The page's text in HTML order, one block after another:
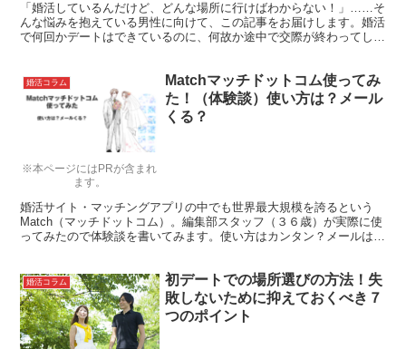
「婚活しているんだけど、どんな場所に行けばわからない！」……そ
んな悩みを抱えている男性に向けて、この記事をお届けします。婚活
で何回かデートはできているのに、何故か途中で交際が終わってしま
※本ページにはPRが含まれ
ます。
婚活コラム
Matchマッチドットコム使ってみ
た！（体験談）使い方は？メール
くる？
婚活サイト・マッチングアプリの中でも世界最大規模を誇るという
Match（マッチドットコム）。編集部スタッフ（３６歳）が実際に使
ってみたので体験談を書いてみます。使い方はカンタン？メールはく
婚活コラム
初デートでの場所選びの方法！失
敗しないために抑えておくべき７
つのポイント